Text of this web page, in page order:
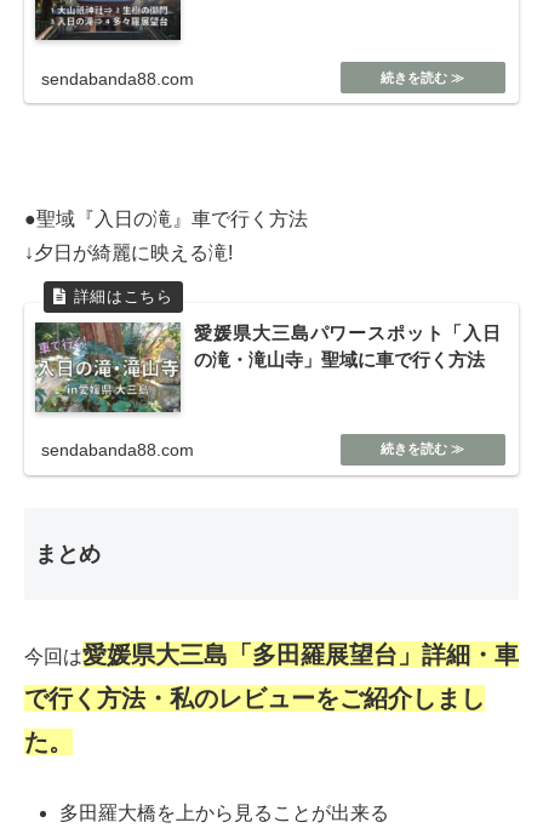
sendabanda88.com
●聖域『入日の滝』車で行く方法
↓夕日が綺麗に映える滝!
愛媛県大三島パワースポット「入日
の滝・滝山寺」聖域に車で行く方法
sendabanda88.com
まとめ
今回は愛媛県大三島「多田羅展望台」詳細・車
で行く方法・私のレビューをご紹介しまし
た。
多田羅大橋を上から見ることが出来る